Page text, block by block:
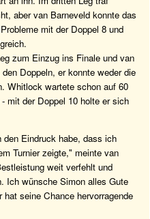
aber van Barneveld konnte das
mit der Doppel 8 und
zum Einzug ins Finale und van
Doppeln, er konnte weder die
Whitlock wartete schon auf 60
mit der Doppel 10 holte er sich
Eindruck habe, dass ich
Turnier zeigte," meinte van
weit verfehlt und
Ich wünsche Simon alles Gute
seine Chance hervorragende